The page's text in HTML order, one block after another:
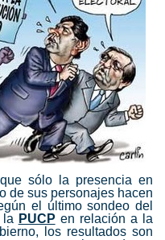
sólo la presencia en
de sus personajes hacen
el último sondeo del
la PUCP en relación a la
los resultados son